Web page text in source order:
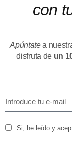
con
Apúntatea
disfruta de un
Si, he leído y